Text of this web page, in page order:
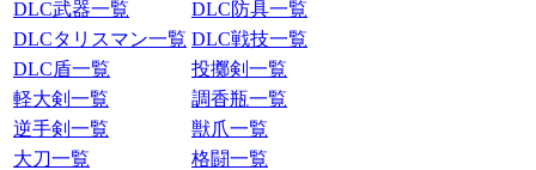
DLC武器一覧
DLC防具一覧
DLCタリスマン一覧 DLC戦技一覧
DLC盾一覧
投擲剣一覧
軽大剣一覧
調香瓶一覧
逆手剣一覧
獣爪一覧
大刀一覧
格闘一覧